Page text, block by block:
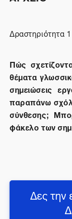
Δραστηριότητα 1
Πώς
θέματα
σημειώσεις
παραπάνω
σύνθεσης;
φάκελο των
Δες την